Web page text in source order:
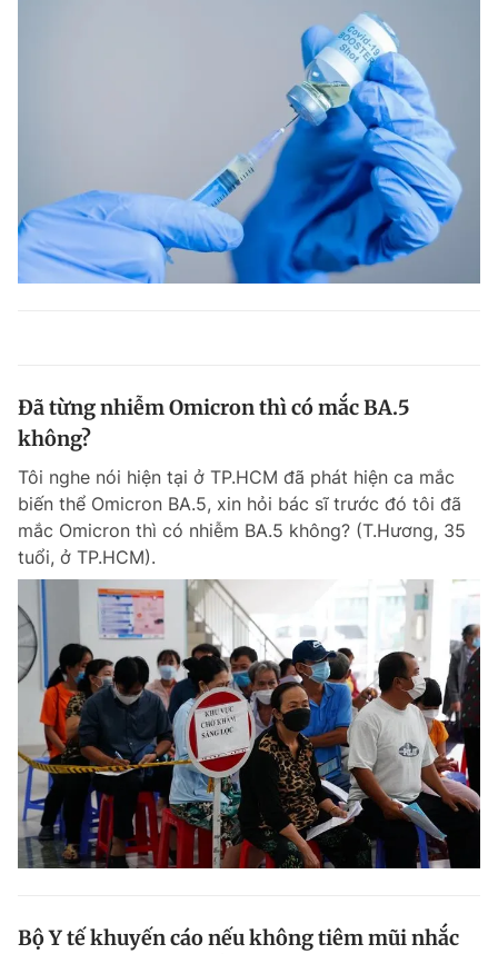
Đã từng nhiễm Omicron thì có mắc BA.5
không?
Tôi nghe nói hiện tại ở TP.HCM đã phát hiện ca mắc
biến thể Omicron BA.5, xin hỏi bác sĩ trước đó tôi đã
mắc Omicron thì có nhiễm BA.5 không? (T.Hương, 35
tuổi, ở TP.HCM).
Bộ Y tế khuyến cáo nếu không tiêm mũi nhắc